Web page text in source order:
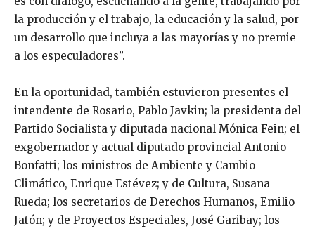
la producción y el trabajo, la educación y la salud, por
un desarrollo que incluya a las mayorías y no premie
a los especuladores”.
En la oportunidad, también estuvieron presentes el
intendente de Rosario, Pablo Javkin; la presidenta del
Partido Socialista y diputada nacional Mónica Fein; el
exgobernador y actual diputado provincial Antonio
Bonfatti; los ministros de Ambiente y Cambio
Climático, Enrique Estévez; y de Cultura, Susana
Rueda; los secretarios de Derechos Humanos, Emilio
Jatón; y de Proyectos Especiales, José Garibay; los